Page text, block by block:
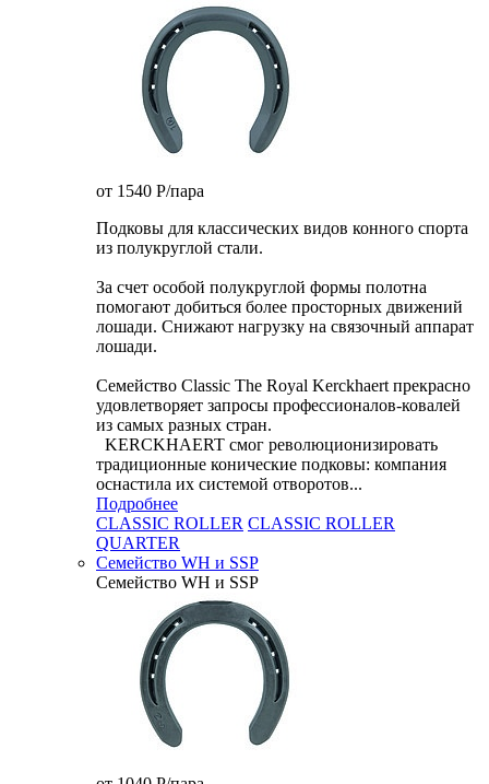
от 1540 P/пара
Подковы для классических видов конного спорта
из полукруглой стали.
За счет особой полукруглой формы полотна
помогают добиться более просторных движений
лошади. Снижают нагрузку на связочный аппарат
лошади.
Семейство Classic The Royal Kerckhaert прекрасно
удовлетворяет запросы профессионалов-ковалей
из самых разных стран.
KERCKHAERT смог революционизировать
традиционные конические подковы: компания
оснастила их системой отворотов...
Подробнее
CLASSIC ROLLER CLASSIC ROLLER
QUARTER
Семейство WH и SSP
Семейство WH и SSP